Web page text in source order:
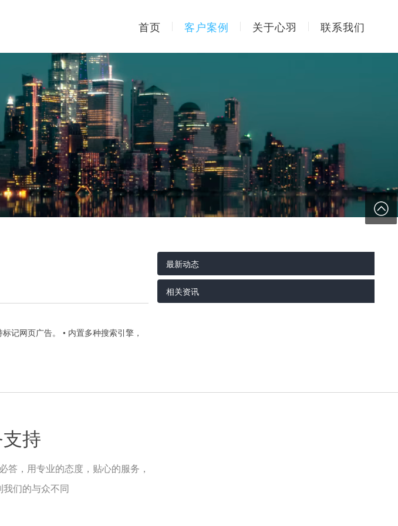
首页 客户案例 关于心羽 联系我们
记网页广告。 • 内置多种搜索引擎，
最新动态
相关资讯
持
答，用专业的态度，贴心的服务，
们的与众不同